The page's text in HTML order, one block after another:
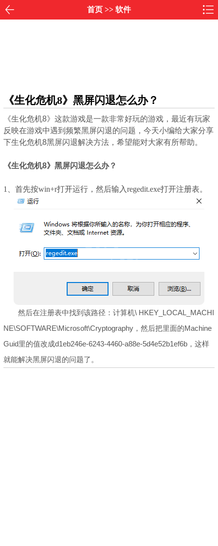
首页>> 软件
《生化危机8》黑屏闪退怎么办？
《生化危机8》这款游戏是一款非常好玩的游戏，最近有玩家
反映在游戏中遇到频繁黑屏闪退的问题，今天小编给大家分享
下生化危机8黑屏闪退解决方法，希望能对大家有所帮助。
《生化危机8》黑屏闪退怎么办？
1、首先按win+r打开运行，然后输入regedit.exe打开注册表。
然后在注册表中找到该路径：计算机\ HKEY_LOCAL_MACHI
NE\SOFTWARE\Microsoft\Cryptography，然后把里面的Machine
Guid里的值改成d1eb246e-6243-4460-a88e-5d4e52b1ef6b，这样
就能解决黑屏闪退的问题了。